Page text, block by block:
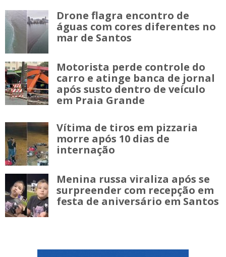
Drone flagra encontro de
águas com cores diferentes no
mar de Santos
Motorista perde controle do
carro e atinge banca de jornal
após susto dentro de veículo
em Praia Grande
Vítima de tiros em pizzaria
morre após 10 dias de
internação
Menina russa viraliza após se
surpreender com recepção em
festa de aniversário em Santos